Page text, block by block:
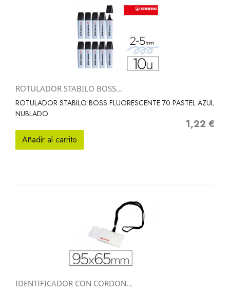
ROTULADOR STABILO BOSS...
ROTULADOR STABILO BOSS FLUORESCENTE 70 PASTEL AZUL
NUBLADO
Precio
1,22 €
Añadir al carrito
IDENTIFICADOR CON CORDON...